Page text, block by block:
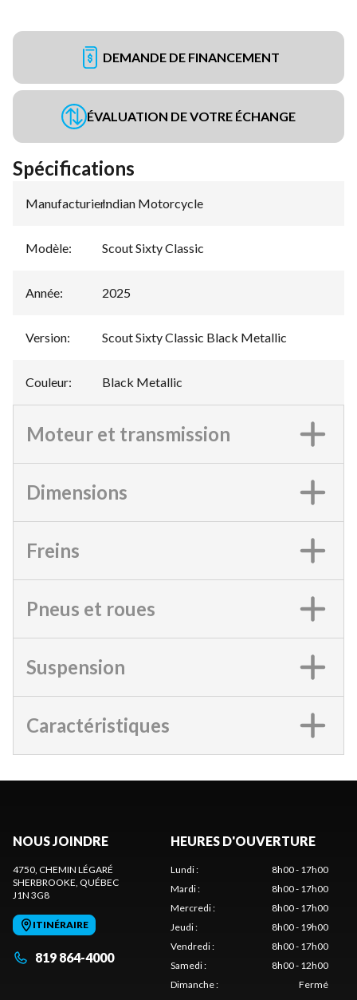
DEMANDE DE FINANCEMENT
ÉVALUATION DE VOTRE ÉCHANGE
Spécifications
Manufacturier:
Indian Motorcycle
Modèle: Scout Sixty Classic
Année: 2025
Version: Scout Sixty Classic Black Metallic
Couleur: Black Metallic
Moteur et transmission
Dimensions
Freins
Pneus et roues
Suspension
Caractéristiques
NOUS JOINDRE
4750, CHEMIN LÉGARÉ
SHERBROOKE , QUÉBEC
J1N 3G8
ITINÉRAIRE
819 864-4000
HEURES D'OUVERTURE
Lundi:
8h00 - 17h00
Mardi:
8h00 - 17h00
Mercredi:
8h00 - 17h00
Jeudi:
8h00 - 19h00
Vendredi:
8h00 - 17h00
Samedi:
8h00 - 12h00
Dimanche: Fermé